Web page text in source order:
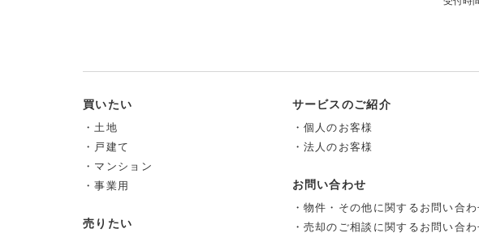
買いたい
・土地
・戸建て
・マンション
・事業用
売りたい
サービスのご紹介
・個人のお客様
・法人のお客様
お問い合わせ
・物件・その他に関するお問い合
・売却のご相談に関するお問い合